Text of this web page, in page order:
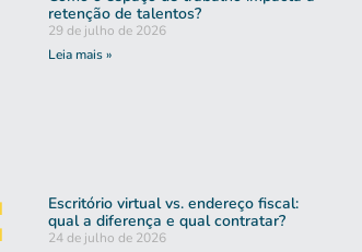
retenção de talentos?
29 de julho de 2026
Leia mais »
Escritório virtual vs. endereço fiscal:
qual a diferença e qual contratar?
24 de julho de 2026